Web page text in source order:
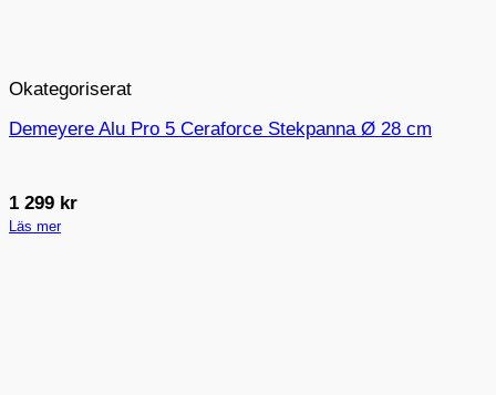
Okategoriserat
Demeyere Alu Pro 5 Ceraforce Stekpanna Ø 28 cm
1 299 kr
Läs mer